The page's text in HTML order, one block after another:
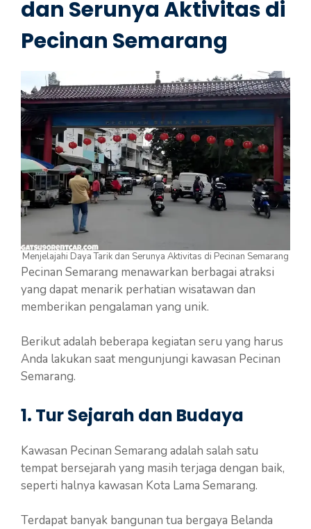
dan Serunya Aktivitas di
Pecinan Semarang
Menjelajahi Daya Tarik dan Serunya Aktivitas di Pecinan Semarang
Pecinan Semarang menawarkan berbagai atraksi
yang dapat menarik perhatian wisatawan dan
memberikan pengalaman yang unik.
Berikut adalah beberapa kegiatan seru yang harus
Anda lakukan saat mengunjungi kawasan Pecinan
Semarang.
1. Tur Sejarah dan Budaya
Kawasan Pecinan Semarang adalah salah satu
tempat bersejarah yang masih terjaga dengan baik,
seperti halnya kawasan Kota Lama Semarang.
Terdapat banyak bangunan tua bergaya Belanda